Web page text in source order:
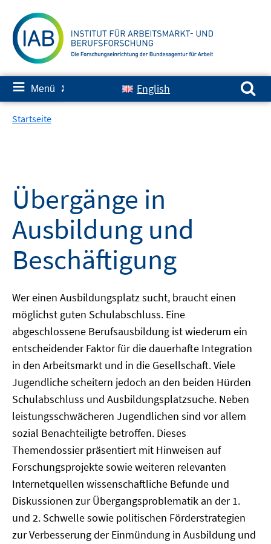
zum
Inhalt
≡ Menü ✘ English
Suchen nach:
Startseite
Übergänge in
Ausbildung und
Beschäftigung
Wer einen Ausbildungsplatz sucht, braucht einen
möglichst guten Schulabschluss. Eine
abgeschlossene Berufsausbildung ist wiederum ein
entscheidender Faktor für die dauerhafte Integration
in den Arbeitsmarkt und in die Gesellschaft. Viele
Jugendliche scheitern jedoch an den beiden Hürden
Schulabschluss und Ausbildungsplatzsuche. Neben
leistungsschwächeren Jugendlichen sind vor allem
sozial Benachteiligte betroffen. Dieses
Themendossier präsentiert mit Hinweisen auf
Forschungsprojekte sowie weiteren relevanten
Internetquellen wissenschaftliche Befunde und
Diskussionen zur Übergangsproblematik an der 1.
und 2. Schwelle sowie politischen Förderstrategien
zur Verbesserung der Einmündung in Ausbildung und